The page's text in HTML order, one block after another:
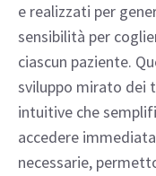
e realizzati per
sensibilità per
ciascun paziente.
sviluppo mirato dei
intuitive che
accedere
necessarie,